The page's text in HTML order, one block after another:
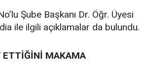
Şube Başkanı Dr. Öğr. Üyesi
ile ilgili açıklamalar da bulundu.
ETTİĞİNİ MAKAMA